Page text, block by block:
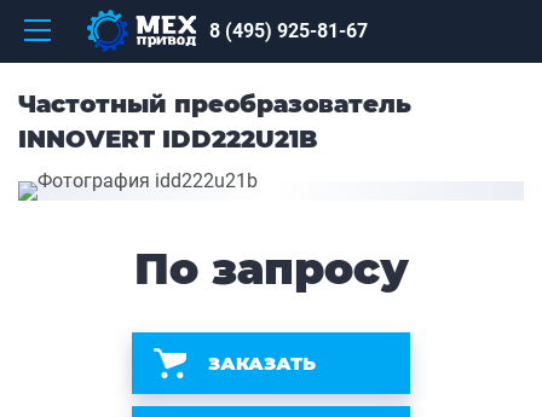
8 (495) 925-81-67
Частотный преобразователь
INNOVERT IDD222U21B
По запросу
ЗАКАЗАТЬ